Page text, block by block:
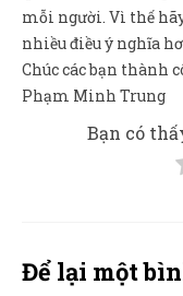
mỗi người. Vì thế
nhiều điều ý nghĩa
Chúc các bạn thành
Phạm Minh Trung
Bạn có
Để lại một